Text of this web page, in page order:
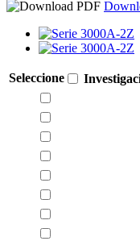
Seleccione